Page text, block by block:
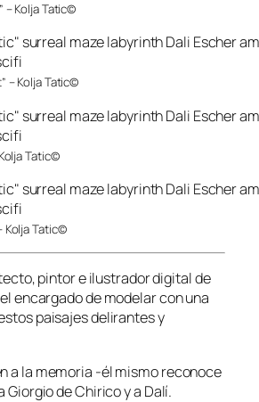
– Kolja Tatic©
– Kolja Tatic©
Tatic©
Kolja Tatic©
pintor e ilustrador digital de
encargado de modelar con una
paisajes delirantes y
a la memoria -él mismo reconoce
Giorgio de Chirico y a Dalí.